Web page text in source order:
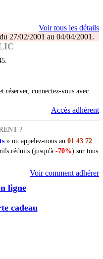
Voir tous les détails
27/02/2001 au 04/04/2001.
réserver, connectez-vous avec
Accès adhérent
?
» ou appelez-nous au 01 43 72
réduits (jusqu'à -70%) sur tous
Voir comment adhérer
ligne
cadeau